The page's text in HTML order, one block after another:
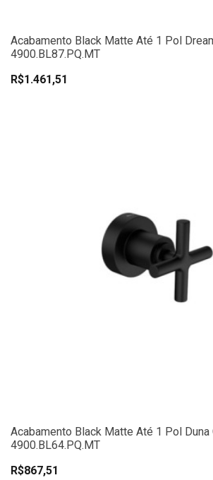
Acabamento Black Matte Até 1 Pol
4900.BL87.PQ.MT
R$1.461,51
Acabamento Black Matte Até 1 Pol
4900.BL64.PQ.MT
R$867,51